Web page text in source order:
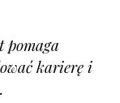
pomaga
karierę i